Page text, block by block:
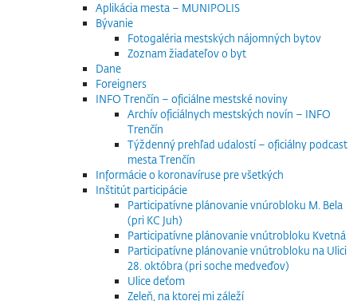
Aplikácia mesta – MUNIPOLIS
Bývanie
Fotogaléria mestských nájomných bytov
Zoznam žiadateľov o byt
Dane
Foreigners
INFO Trenčín – oficiálne mestské noviny
Archív oficiálnych mestských novín – INFO
Trenčín
Týždenný prehľad udalostí – oficiálny podcast
mesta Trenčín
Informácie o koronavíruse pre všetkých
Inštitút participácie
Participatívne plánovanie vnúrobloku M. Bela
(pri KC Juh)
Participatívne plánovanie vnútrobloku Kvetná
Participatívne plánovanie vnútrobloku na Ulici
28. októbra (pri soche medveďov)
Ulice deťom
Zeleň, na ktorej mi záleží